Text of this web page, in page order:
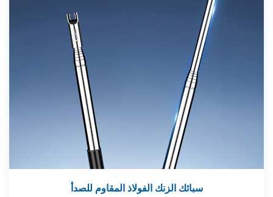
سبائك الزنك الفولاذ المقاوم للصدأ